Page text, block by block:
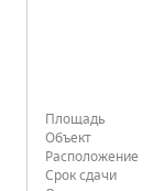
Площадь
Объект
Расположение
Срок сдачи